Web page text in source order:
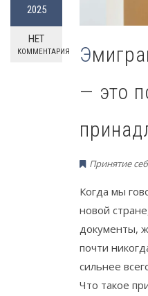
2025
НЕТ
КОММЕНТАРИЯ
Эмиграция и переезд
— это
Принятие
Когда мы
новой
документы,
почти
сильнее
Что такое